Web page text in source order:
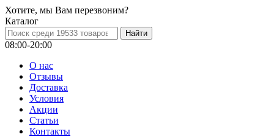
Хотите, мы Вам перезвоним?
Каталог
08:00-20:00
О нас
Отзывы
Доставка
Условия
Aкции
Статьи
Контакты